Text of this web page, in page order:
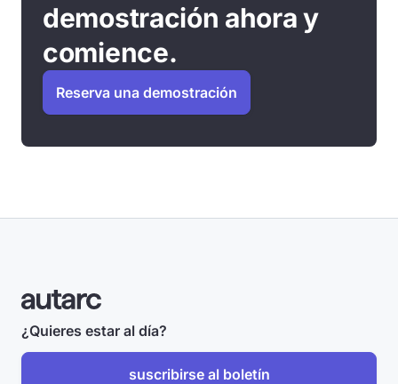
demostración ahora y
comience.
Reserva una demostración
¿Quieres estar al día?
suscribirse al boletín